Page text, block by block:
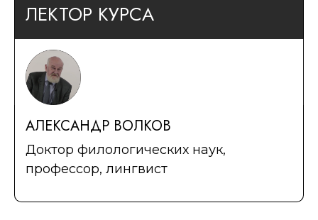
ЛЕКТОР КУРСА
АЛЕКСАНДР ВОЛКОВ
Доктор филологических наук,
профессор, лингвист